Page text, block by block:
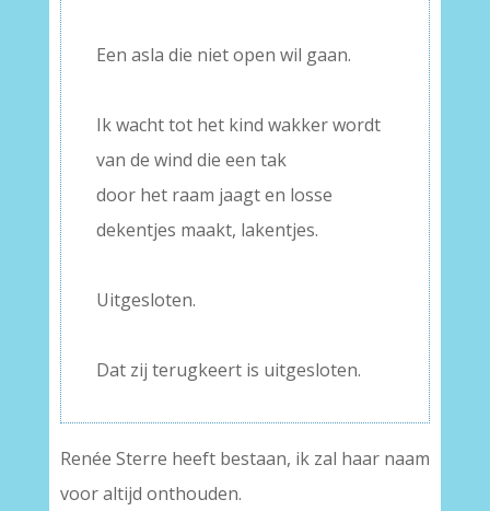
Een asla die niet open wil gaan.
Ik wacht tot het kind wakker wordt
van de wind die een tak
door het raam jaagt en losse
dekentjes maakt, lakentjes.
Uitgesloten.
Dat zij terugkeert is uitgesloten.
Renée Sterre heeft bestaan, ik zal haar naam
voor altijd onthouden.